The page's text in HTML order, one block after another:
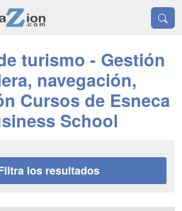
turismo - Gestión
navegación,
Cursos de Esneca
School
los resultados